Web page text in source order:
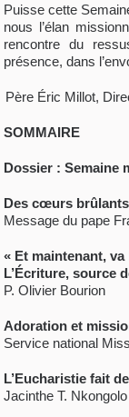
Puisse cette
nous l’élan
rencontre du
présence, dans
Père Éric Millot,
SOMMAIRE
Dossier : Semaine
Des cœurs
Message du pape
« Et maintenant, va
L’Écriture, source
P. Olivier Bourion
Adoration et
Service national
L’Eucharistie fait
Jacinthe T.